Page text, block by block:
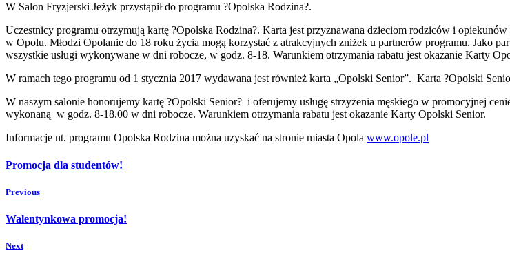
W Salon Fryzjerski Jeżyk przystąpił do programu ?Opolska Rodzina?.
Uczestnicy programu otrzymują kartę ?Opolska Rodzina?. Karta jest przyznawana dzieciom rodziców i
w Opolu. Młodzi Opolanie do 18 roku życia mogą korzystać z atrakcyjnych zniżek u partnerów programu. Jako
wszystkie usługi wykonywane w dni robocze, w godz. 8-18. Warunkiem otrzymania rabatu jest okazanie Karty
W ramach tego programu od 1 stycznia 2017 wydawana jest również karta „Opolski Senior”. Karta ?Opolski
W naszym salonie honorujemy kartę ?Opolski Senior? i oferujemy usługę strzyżenia męskiego w promocyjnej
wykonaną w godz. 8-18.00 w dni robocze. Warunkiem otrzymania rabatu jest okazanie Karty Opolski Senior.
Informacje nt. programu Opolska Rodzina można uzyskać na stronie miasta Opola www.opole.pl
Promocja dla studentów!
Previous
Walentynkowa promocja!
Next